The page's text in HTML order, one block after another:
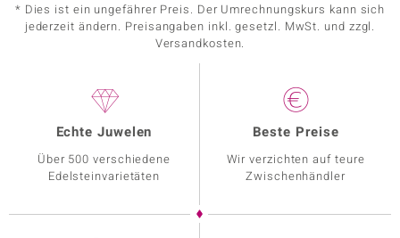
* Dies ist ein ungefährer Preis. Der Umrechnungskurs kann sich
jederzeit ändern. Preisangaben inkl. gesetzl. MwSt. und zzgl.
Versandkosten.
Echte Juwelen
Über 500 verschiedene
Edelsteinvarietäten
Beste Preise
Wir verzichten auf teure
Zwischenhändler